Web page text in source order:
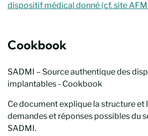
dispositif médical donné (cf. site
Cookbook
SADMI – Source authentique des
implantables - Cookbook
Ce document explique la structure et
demandes et réponses possibles du
SADMI.